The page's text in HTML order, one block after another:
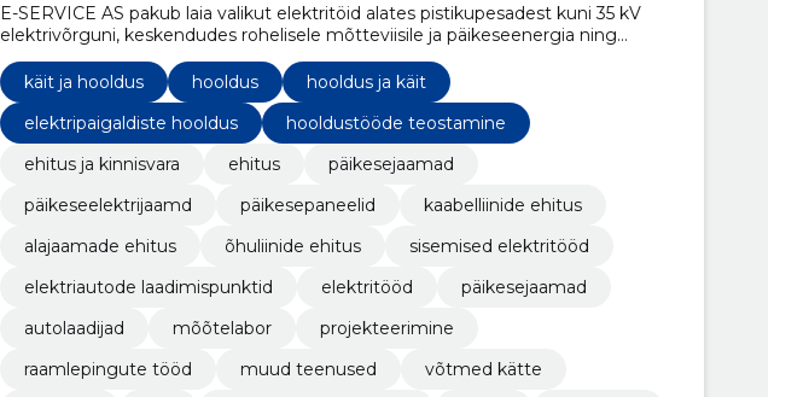
E-SERVICE AS pakub laia valikut elektritöid alates pistikupesadest kuni 35 kV
elektrivõrguni, keskendudes rohelisele mõtteviisile ja päikeseenergia ning
elektriauto laadijate lahendustele.
käit ja hooldus
hooldus
hooldus ja käit
elektripaigaldiste hooldus
hooldustööde teostamine
ehitus ja kinnisvara
ehitus
päikesejaamad
päikeseelektrijaamd
päikesepaneelid
kaabelliinide ehitus
alajaamade ehitus
õhuliinide ehitus
sisemised elektritööd
elektriautode laadimispunktid
elektritööd
päikesejaamad
autolaadijad
mõõtelabor
projekteerimine
raamlepingute tööd
muud teenused
võtmed kätte